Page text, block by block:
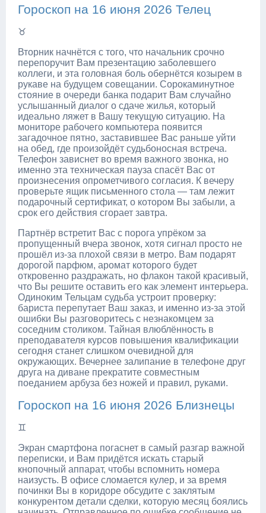
Гороскоп на 16 июня 2026 Телец
♉
Вторник начнётся с того, что начальник срочно
перепоручит Вам презентацию заболевшего
коллеги, и эта головная боль обернётся козырем в
рукаве на будущем совещании. Сорокаминутное
стояние в очереди банка подарит Вам случайно
услышанный диалог о сдаче жилья, который
идеально ляжет в Вашу текущую ситуацию. На
мониторе рабочего компьютера появится
загадочное пятно, заставившее Вас раньше уйти
на обед, где произойдёт судьбоносная встреча.
Телефон зависнет во время важного звонка, но
именно эта техническая пауза спасёт Вас от
произнесения опрометчивого согласия. К вечеру
проверьте ящик письменного стола — там лежит
подарочный сертификат, о котором Вы забыли, а
срок его действия сгорает завтра.
Партнёр встретит Вас с порога упрёком за
пропущенный вчера звонок, хотя сигнал просто не
прошёл из-за плохой связи в метро. Вам подарят
дорогой парфюм, аромат которого будет
откровенно раздражать, но флакон такой красивый,
что Вы решите оставить его как элемент интерьера.
Одиноким Тельцам судьба устроит проверку:
бариста перепутает Ваш заказ, и именно из-за этой
ошибки Вы разговоритесь с незнакомцем за
соседним столиком. Тайная влюблённость в
преподавателя курсов повышения квалификации
сегодня станет слишком очевидной для
окружающих. Вечернее залипание в телефоне друг
друга на диване прекратите совместным
поеданием арбуза без ножей и правил, руками.
Гороскоп на 16 июня 2026 Близнецы
♊
Экран смартфона погаснет в самый разгар важной
переписки, и Вам придётся искать старый
кнопочный аппарат, чтобы вспомнить номера
наизусть. В офисе сломается кулер, и за время
починки Вы в коридоре обсудите с заклятым
конкурентом детали сделки, которую месяц боялись